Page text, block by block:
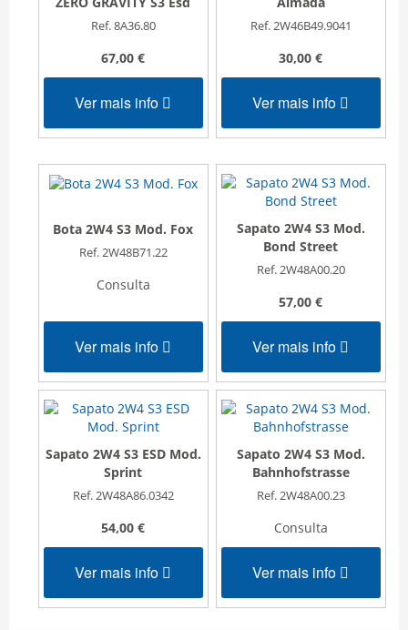
Ref. 8A36.80
67,00 €
Ver mais info
Ref. 2W46B49.9041
30,00 €
Ver mais info
Bota 2W4 S3 Mod. Fox
Ref. 2W48B71.22
Consulta
Ver mais info
Sapato 2W4 S3 Mod.
Bond Street
Ref. 2W48A00.20
57,00 €
Ver mais info
Sapato 2W4 S3 ESD Mod.
Sprint
Ref. 2W48A86.0342
54,00 €
Ver mais info
Sapato 2W4 S3 Mod.
Bahnhofstrasse
Ref. 2W48A00.23
Consulta
Ver mais info